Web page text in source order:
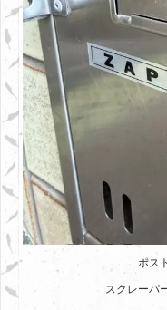
ポス
スクレーパ